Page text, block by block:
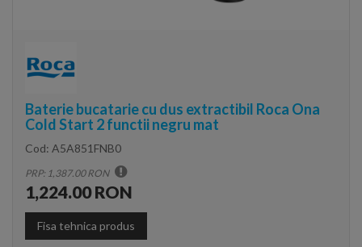
Baterie bucatarie cu dus extractibil Roca Ona
Cold Start 2 functii negru mat
Cod: A5A851FNB0
PRP: 1,387.00 RON
1,224.00 RON
Fisa tehnica produs